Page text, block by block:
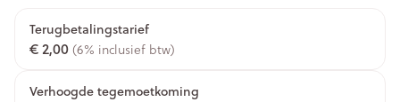
Terugbetalingstarief
€ 2,00 (6% inclusief btw)
Verhoogde tegemoetkoming